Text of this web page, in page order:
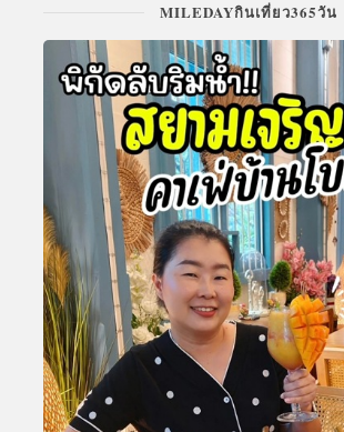
MILEDAYกินเที่ยว365วัน